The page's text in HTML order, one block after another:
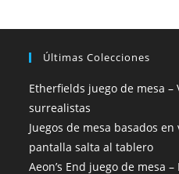
Últimas Colecciones
Etherfields juego de mesa –
surrealistas
Juegos de mesa basados
pantalla salta al tablero
Aeon’s End juego de mesa